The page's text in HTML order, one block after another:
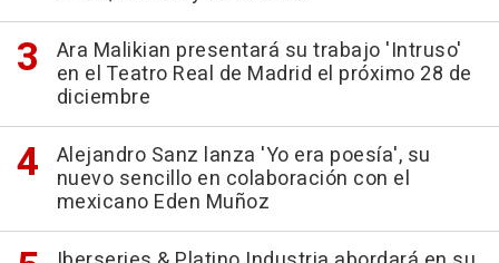
Ara Malikian presentará su trabajo 'Intruso'
en el Teatro Real de Madrid el próximo 28 de
diciembre
Alejandro Sanz lanza 'Yo era poesía', su
nuevo sencillo en colaboración con el
mexicano Eden Muñoz